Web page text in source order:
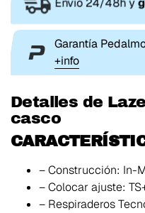
Envio 24/48h y
Garantía
+info
Detalles de
casco
– Construcción: In-
– Colocar ajuste:
– Respiraderos